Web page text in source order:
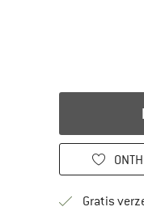
Gratis